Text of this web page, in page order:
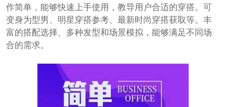
作简单，能够快速上手使用，教导用户合适的穿搭。可
变身为型男、明星穿搭参考、最新时尚穿搭获取等。丰
富的搭配选择、多种发型和场景模拟，能够满足不同场
合的需求。